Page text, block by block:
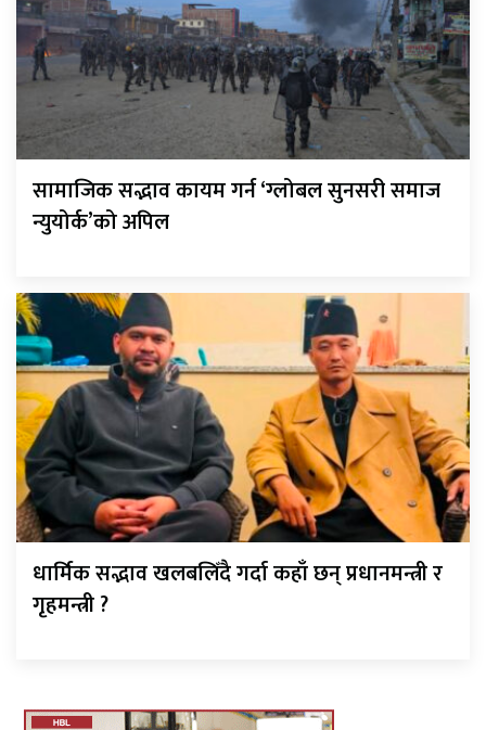
सामाजिक सद्भाव कायम गर्न ‘ग्लोबल सुनसरी समाज
न्युयोर्क’को अपिल
धार्मिक सद्भाव खलबलिँदै गर्दा कहाँ छन् प्रधानमन्त्री र
गृहमन्त्री ?